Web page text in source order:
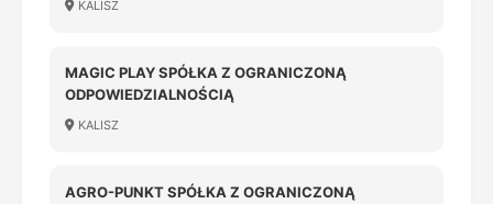
KALISZ
MAGIC PLAY SPÓŁKA Z OGRANICZONĄ
ODPOWIEDZIALNOŚCIĄ
KALISZ
AGRO-PUNKT SPÓŁKA Z OGRANICZONĄ